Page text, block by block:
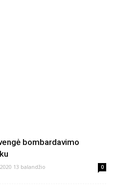
bombardavimo
2020 13 balandžio 0